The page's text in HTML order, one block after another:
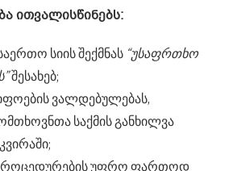
ითვალისწინებს:
სიის შექმნას “უსაფრთხო
შესახებ;
ვალდებულებას,
საქმის განხილვა
უფრო ფართოდ